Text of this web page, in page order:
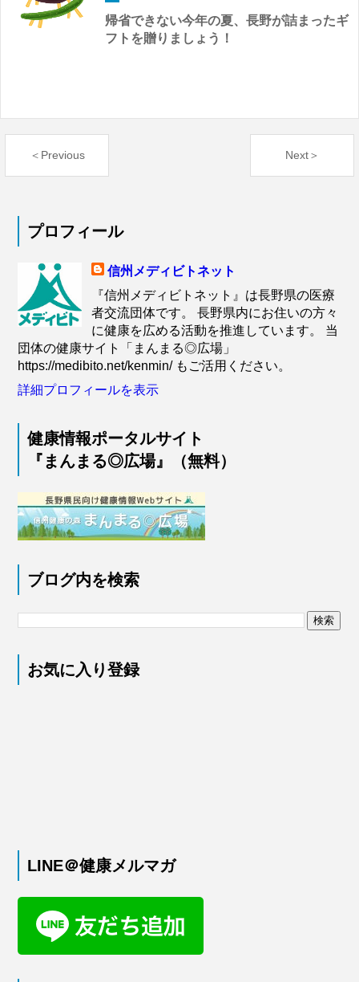
帰省できない今年の夏、長野が詰まったギ
フトを贈りましょう！
＜Previous Next＞
プロフィール
信州メディビトネット
『信州メディビトネット』は長野県の医療
者交流団体です。 長野県内にお住いの方々
に健康を広める活動を推進しています。 当
団体の健康サイト「まんまる◎広場」
https://medibito.net/kenmin/ もご活用ください。
詳細プロフィールを表示
健康情報ポータルサイト
『まんまる◎広場』（無料）
ブログ内を検索
お気に入り登録
LINE＠健康メルマガ